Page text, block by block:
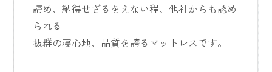
諦め、納得せざるをえない程、他社からも認め
られる
抜群の寝心地、品質を誇るマットレスです。